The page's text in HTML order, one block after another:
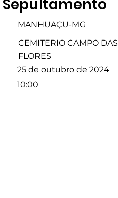
Sepultamento
MANHUAÇU-MG
CEMITERIO CAMPO DAS
FLORES
25 de outubro de 2024
10:00